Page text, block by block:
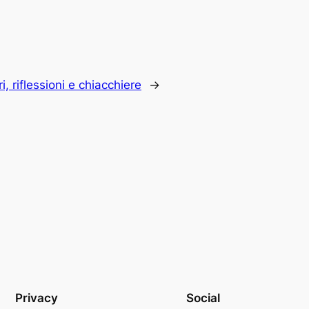
riflessioni e chiacchiere →
Privacy Social